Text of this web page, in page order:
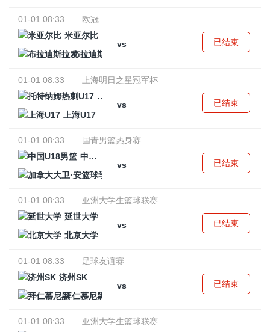
01-01 08:33
欧冠
米亚尔比
vs
布拉迪斯拉发
已结束
01-01 08:33
上海明日之星冠军杯
托特纳姆热刺U17
vs
上海U17
已结束
01-01 08:33
国青男篮热身赛
中国U18男篮
vs
已结束
01-01 08:33
亚洲大学生篮球联赛
延世大学
vs
北京大学
已结束
01-01 08:33
足球友谊赛
济州SK
vs
拜仁慕尼黑
已结束
01-01 08:33
亚洲大学生篮球联赛